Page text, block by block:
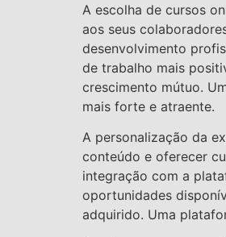
A escolha de cursos
aos seus
desenvolvimento
de trabalho mais
crescimento mútuo.
mais forte e atraente.
A personalização da
conteúdo e oferecer
integração com a
oportunidades
adquirido. Uma